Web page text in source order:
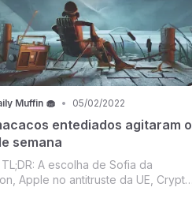
Muffin 🧁 • 05/02/2022
entediados agitaram o
semana
A escolha de Sofia da
Apple no antitruste da UE, Crypto